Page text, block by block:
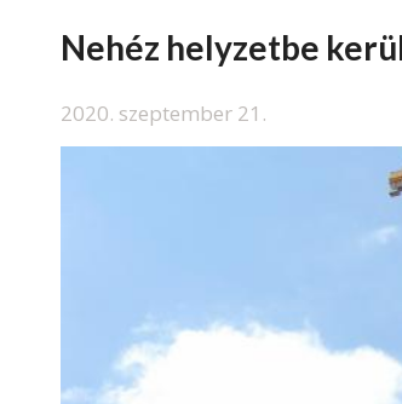
Nehéz helyzetbe
2020. szeptember 21.